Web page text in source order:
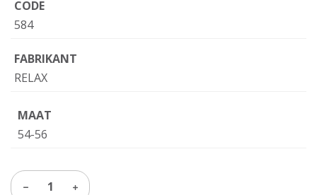
CODE
584
FABRIKANT
RELAX
MAAT
54-56
1